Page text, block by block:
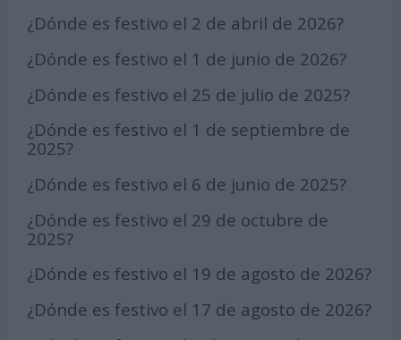
¿Dónde es festivo el 2 de abril de 2026?
¿Dónde es festivo el 1 de junio de 2026?
¿Dónde es festivo el 25 de julio de 2025?
¿Dónde es festivo el 1 de septiembre de
2025?
¿Dónde es festivo el 6 de junio de 2025?
¿Dónde es festivo el 29 de octubre de
2025?
¿Dónde es festivo el 19 de agosto de 2026?
¿Dónde es festivo el 17 de agosto de 2026?